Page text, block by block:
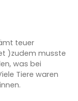
teuer
)zudem musste
was bei
Tiere waren